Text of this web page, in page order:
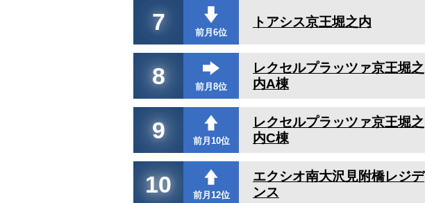
7 前月6位
トアシス京王堀之内
8 前月8位
レクセルプラッツァ京王堀之
内A棟
9 前月10位
レクセルプラッツァ京王堀之
内C棟
10 前月12位
エクシオ南大沢見附橋レジデ
ンス